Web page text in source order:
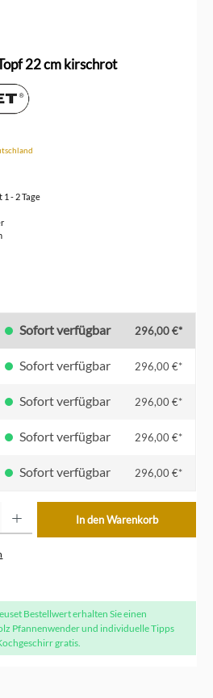
22 cm kirschrot
- 2 Tage
Sofort verfügbar 296,00 €*
Sofort verfügbar 296,00 €*
Sofort verfügbar 296,00 €*
Sofort verfügbar 296,00 €*
Sofort verfügbar 296,00 €*
In den Warenkorb
Bestellwert erhalten Sie einen
Pfannenwender und individuelle Tipps
gratis.